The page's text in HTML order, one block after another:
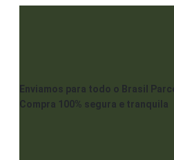
Enviamos para todo o Brasil
Compra 100% segura e tranquila